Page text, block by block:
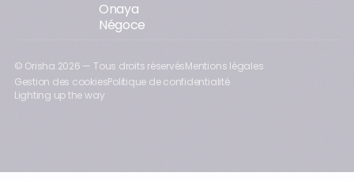
Onaya
Négoce
© Orisha 2026 — Tous droits réservésMentions légales
Gestion des cookiesPolitique de confidentialité
Lighting up the way